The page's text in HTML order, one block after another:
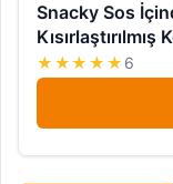
Snacky Sos
★★★★★ 6